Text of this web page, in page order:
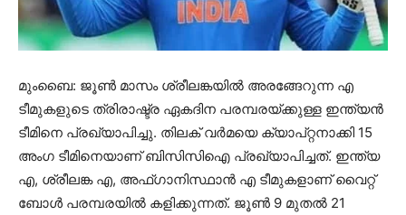
മുംബൈ: ജൂണ്‍ മാസം ശ്രീലങ്കയില്‍ അരങ്ങേറുന്ന എ
ടീമുകളുടെ ത്രിരാഷ്ട്ര ഏകദിന പരമ്പരയ്ക്കുള്ള ഇന്ത്യന്‍
ടീമിനെ പ്രഖ്യാപിച്ചു. തിലക് വര്‍മയെ ക്യാപ്റ്റനാക്കി 15
അംഗ ടീമിനെയാണ് ബിസിസിഐ പ്രഖ്യാപിച്ചത്. ഇന്ത്യ
എ, ശ്രീലങ്ക എ, അഫ്ഗാനിസ്ഥാന്‍ എ ടീമുകളാണ് വൈറ്റ്
ബോള്‍ പരമ്പരയില്‍ കളിക്കുന്നത്. ജൂണ്‍ 9 മുതല്‍ 21